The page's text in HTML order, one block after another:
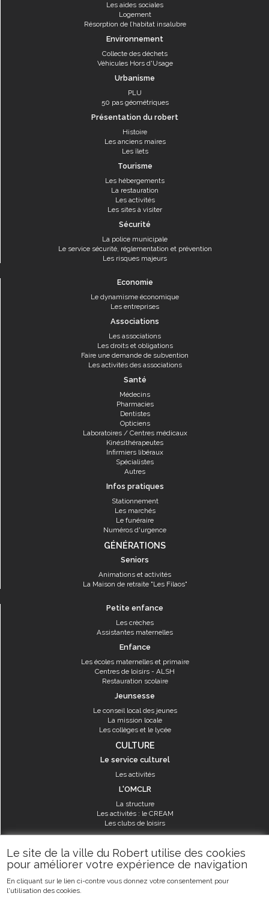
Le site de la ville du Robert utilise des cookies
pour améliorer votre expérience de navigation
En cliquant sur le lien ci-contre vous donnez votre consentement pour
l'utilisation des cookies.
Les aides sociales
Logement
Résorption de l’habitat insalubre
Environnement
Collecte des déchets
Véhicules Hors d'Usage
Urbanisme
PLU
50 pas géométriques
Présentation du robert
Histoire
Les anciens maires
Les îlets
Tourisme
Les hébergements
La restauration
Les activités
Les sites à visiter
Sécurité
La police municipale
Le service sécurité, réglementation et prévention
Les risques majeurs
Economie
Le dynamisme économique
Les entreprises
Associations
Les associations
Les droits et obligations
Faire une demande de subvention
Les activités des associations
Santé
Médecins
Pharmacies
Dentistes
Opticiens
Laboratoires / Centres médicaux
Kinésithérapeutes
Infirmiers libéraux
Spécialistes
Autres
Infos pratiques
Stationnement
Les marchés
Le funéraire
Numéros d'urgence
GÉNÉRATIONS
Seniors
Animations et activités
La Maison de retraite "Les Filaos"
Petite enfance
Les crèches
Assistantes maternelles
Enfance
Les écoles maternelles et primaire
Centres de loisirs - ALSH
Restauration scolaire
Jeunsesse
Le conseil local des jeunes
La mission locale
Les collèges et le lycée
CULTURE
Le service culturel
Les activités
L'OMCLR
La structure
Les activités : le CREAM
Les clubs de loisirs
SPORT
Les équipements sportifs
Les aménagements municipaux
Les activités